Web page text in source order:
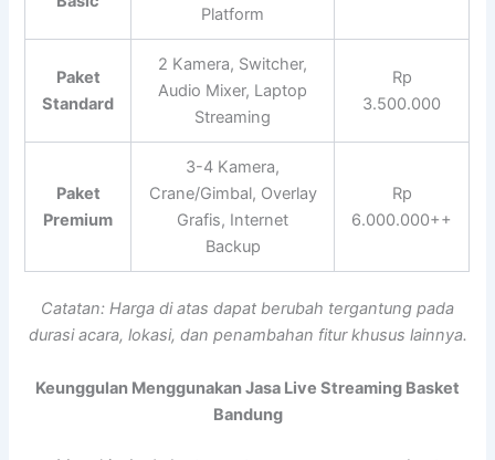
Platform
Paket
Standard
2 Kamera, Switcher,
Audio Mixer, Laptop
Streaming
Rp
3.500.000
Paket
Premium
3-4 Kamera,
Crane/Gimbal, Overlay
Grafis, Internet
Backup
Rp
6.000.000++
Catatan: Harga di atas dapat berubah tergantung pada
durasi acara, lokasi, dan penambahan fitur khusus lainnya.
Keunggulan Menggunakan Jasa Live Streaming Basket
Bandung